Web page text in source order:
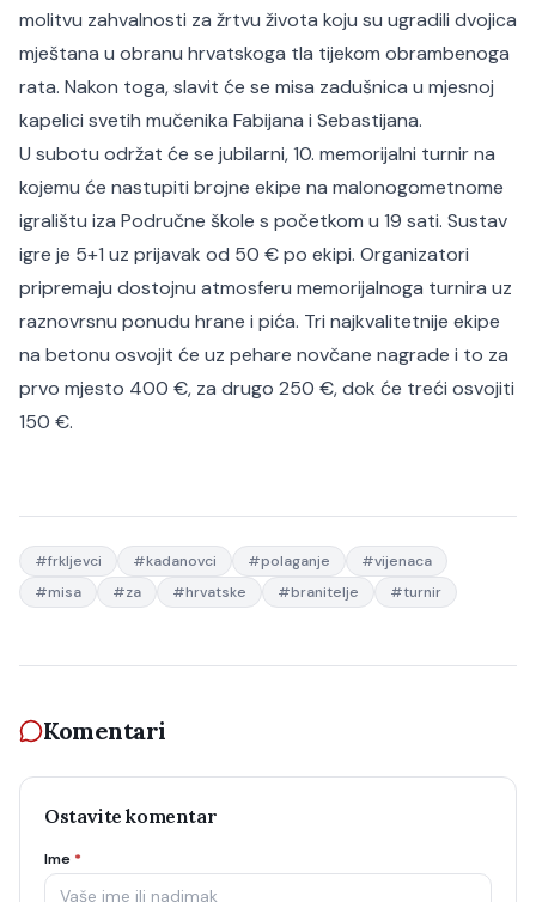
molitvu zahvalnosti za žrtvu života koju su ugradili dvojica
mještana u obranu hrvatskoga tla tijekom obrambenoga
rata. Nakon toga, slavit će se misa zadušnica u mjesnoj
kapelici svetih mučenika Fabijana i Sebastijana.
U subotu održat će se jubilarni, 10. memorijalni turnir na
kojemu će nastupiti brojne ekipe na malonogometnome
igralištu iza Područne škole s početkom u 19 sati. Sustav
igre je 5+1 uz prijavak od 50 € po ekipi. Organizatori
pripremaju dostojnu atmosferu memorijalnoga turnira uz
raznovrsnu ponudu hrane i pića. Tri najkvalitetnije ekipe
na betonu osvojit će uz pehare novčane nagrade i to za
prvo mjesto 400 €, za drugo 250 €, dok će treći osvojiti
150 €.
#frkljevci #kadanovci #polaganje #vijenaca
#misa #za #hrvatske #branitelje #turnir
Komentari
Ostavite komentar
Ime *